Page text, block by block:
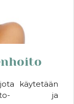
käytetään
ja